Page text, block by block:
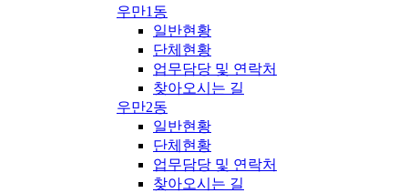
우만1동
일반현황
단체현황
업무담당 및 연락처
찾아오시는 길
우만2동
일반현황
단체현황
업무담당 및 연락처
찾아오시는 길